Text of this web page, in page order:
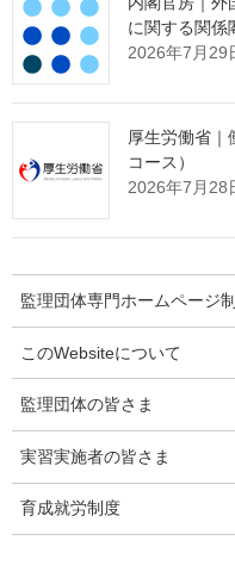
２ 処分等内容
[１(１)、（５）、（６）、
外国人の技能実習の適正な
律（平成28年法律第89号
第１項第２号の規定に基づ
習計画の認定を取り消すこと
[１(２)、（８）、（10）に
５年４月28日をもって技能
技能実習法第16条第１項第
日をもって技能実習計画の
技能実習法第16条第１項第
日をもって技能実習計画の
に関する関係
2026年7月29
厚生労働省｜
コース）
2026年7月28
監理団体専門ホームページ
このWebsiteについて
監理団体の皆さま
実習実施者の皆さま
育成就労制度